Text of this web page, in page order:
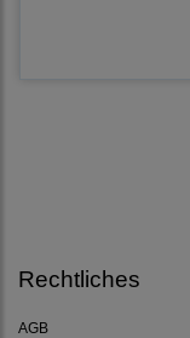
Rechtliches
AGB